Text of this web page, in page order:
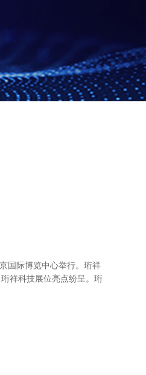
国际博览中心举行。珩祥
祥科技展位亮点纷呈。珩